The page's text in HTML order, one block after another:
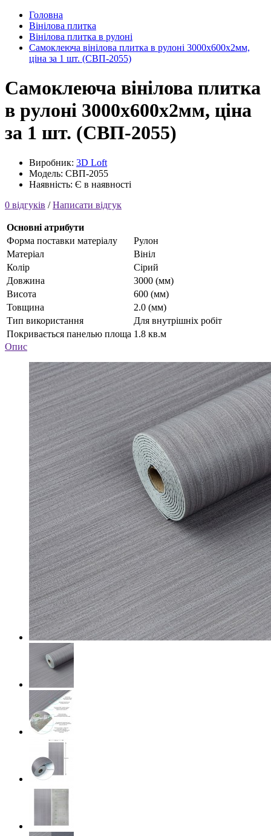
Головна
Вінілова плитка
Вінілова плитка в рулоні
Самоклеюча вінілова плитка в рулоні 3000х600х2мм,
ціна за 1 шт. (СВП-2055)
Самоклеюча вінілова плитка
в рулоні 3000х600х2мм, ціна
за 1 шт. (СВП-2055)
Виробник: 3D Loft
Модель: СВП-2055
Наявність: Є в наявності
0 відгуків /Написати відгук
Основні атрибути
Форма поставки матеріалу
Рулон
Матеріал
Вініл
Колір
Сірий
Довжина
3000 (мм)
Висота
600 (мм)
Товщина
2.0 (мм)
Тип використання
Для внутрішніх робіт
Покривається панелью площа 1.8 кв.м
Опис